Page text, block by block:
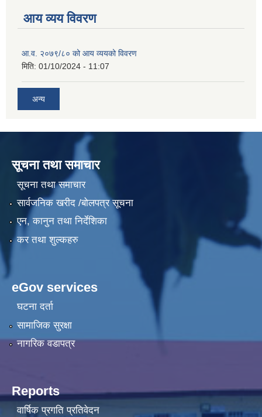
आय व्यय विवरण
आ.व. २०७९/८० को आय व्ययको विवरण
मिति: 01/10/2024 - 11:07
अन्य
सूचना तथा समाचार
सूचना तथा समाचार
सार्वजनिक खरीद /बोलपत्र सूचना
एन, कानुन तथा निर्देशिका
कर तथा शुल्कहरु
eGov services
घटना दर्ता
सामाजिक सुरक्षा
नागरिक वडापत्र
Reports
वार्षिक प्रगति प्रतिवेदन